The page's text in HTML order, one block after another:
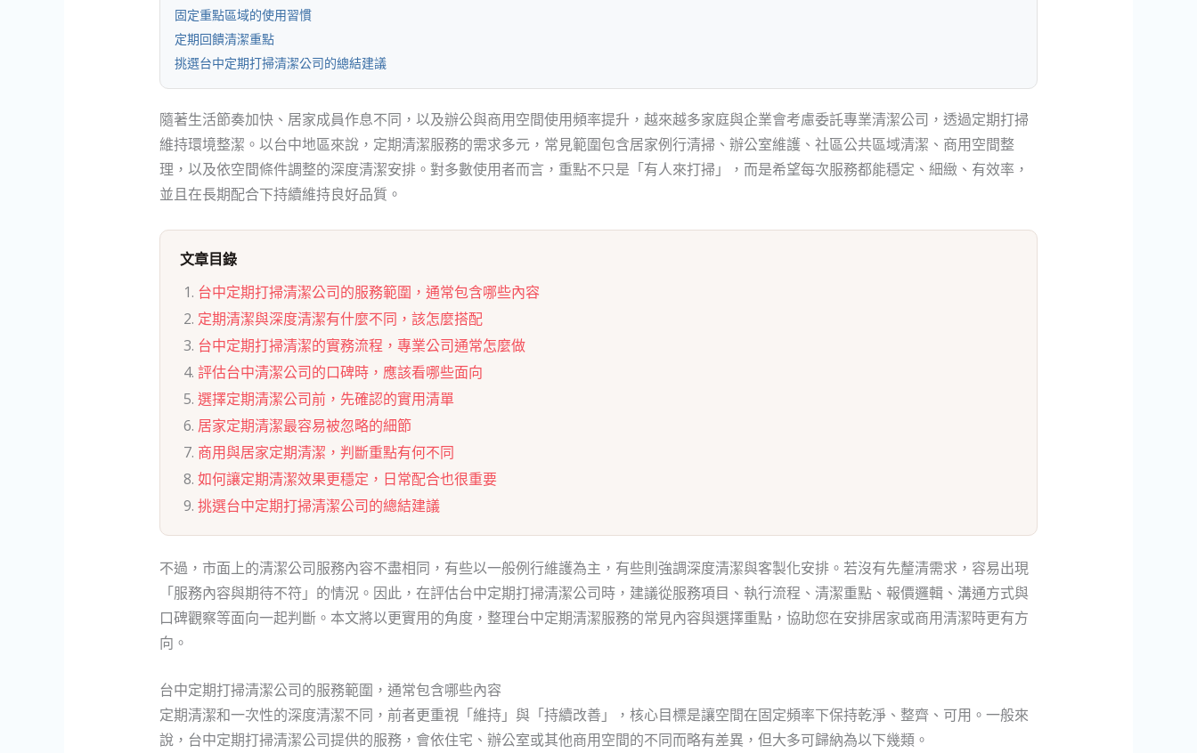
固定重點區域的使用習慣
定期回饋清潔重點
挑選台中定期打掃清潔公司的總結建議
隨著生活節奏加快、居家成員作息不同，以及辦公與商用空間使用頻率提升，越來越多家庭與企業會考慮委託專業清潔公司，透過定期打掃
維持環境整潔。以台中地區來說，定期清潔服務的需求多元，常見範圍包含居家例行清掃、辦公室維護、社區公共區域清潔、商用空間整
理，以及依空間條件調整的深度清潔安排。對多數使用者而言，重點不只是「有人來打掃」，而是希望每次服務都能穩定、細緻、有效率，
並且在長期配合下持續維持良好品質。
文章目錄
台中定期打掃清潔公司的服務範圍，通常包含哪些內容
定期清潔與深度清潔有什麼不同，該怎麼搭配
台中定期打掃清潔的實務流程，專業公司通常怎麼做
評估台中清潔公司的口碑時，應該看哪些面向
選擇定期清潔公司前，先確認的實用清單
居家定期清潔最容易被忽略的細節
商用與居家定期清潔，判斷重點有何不同
如何讓定期清潔效果更穩定，日常配合也很重要
挑選台中定期打掃清潔公司的總結建議
不過，市面上的清潔公司服務內容不盡相同，有些以一般例行維護為主，有些則強調深度清潔與客製化安排。若沒有先釐清需求，容易出現
「服務內容與期待不符」的情況。因此，在評估台中定期打掃清潔公司時，建議從服務項目、執行流程、清潔重點、報價邏輯、溝通方式與
口碑觀察等面向一起判斷。本文將以更實用的角度，整理台中定期清潔服務的常見內容與選擇重點，協助您在安排居家或商用清潔時更有方
向。
台中定期打掃清潔公司的服務範圍，通常包含哪些內容
定期清潔和一次性的深度清潔不同，前者更重視「維持」與「持續改善」，核心目標是讓空間在固定頻率下保持乾淨、整齊、可用。一般來
說，台中定期打掃清潔公司提供的服務，會依住宅、辦公室或其他商用空間的不同而略有差異，但大多可歸納為以下幾類。